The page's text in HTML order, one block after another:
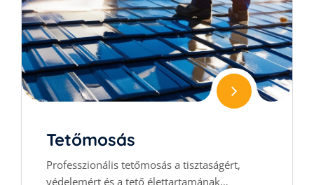
Tetőmosás
Professzionális tetőmosás a tisztaságért,
védelemért és a tető élettartamának